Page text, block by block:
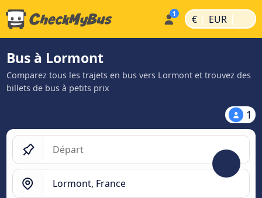
€ | EUR |
Bus à Lormont
Comparez tous les trajets en bus vers Lormont et trouvez des
billets de bus à petits prix
1